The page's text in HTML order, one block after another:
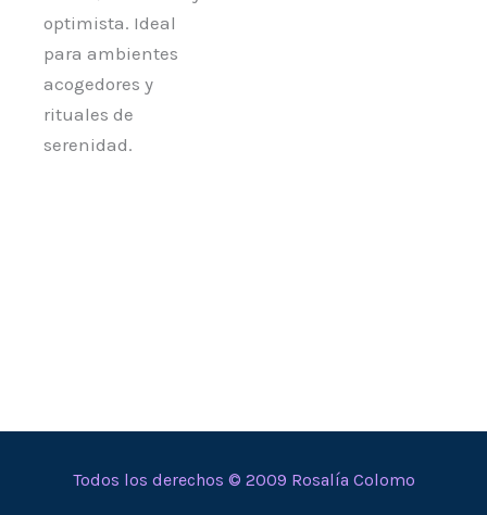
optimista. Ideal
para ambientes
acogedores y
rituales de
serenidad.
Todos los derechos © 2009 Rosalía Colomo